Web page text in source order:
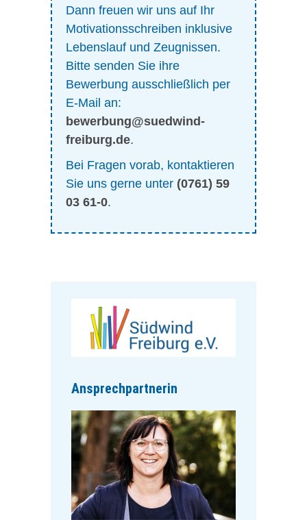
Dann freuen wir uns auf Ihr
Motivationsschreiben inklusive
Lebenslauf und Zeugnissen.
Bitte senden Sie ihre
Bewerbung ausschließlich per
E-Mail an:
bewerbung@suedwind-
freiburg.de.
Bei Fragen vorab, kontaktieren
Sie uns gerne unter (0761) 59
03 61-0.
Ansprechpartnerin